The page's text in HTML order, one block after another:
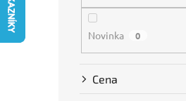
Novinka 0
Cena